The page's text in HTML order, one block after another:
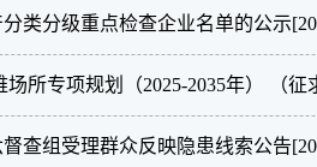
类分级重点检查企业名单的公示
所专项规划（2025-2035年） （
查组受理群众反映隐患线索公告